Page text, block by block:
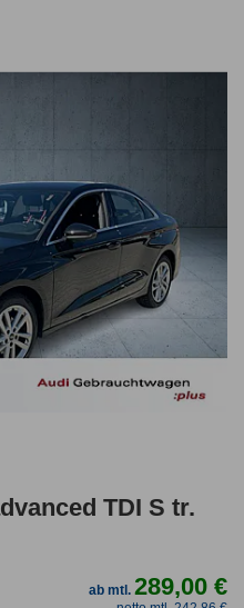
TDI S tr.
ab mtl.289,00 €